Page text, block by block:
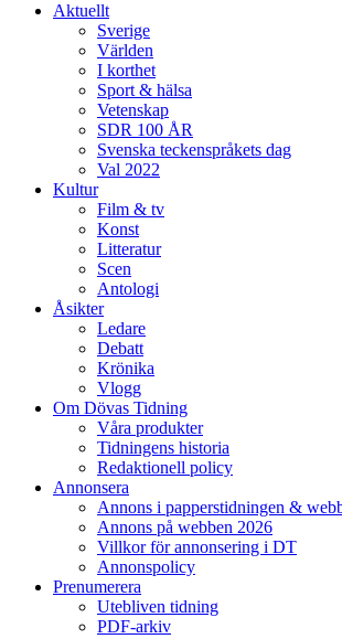
Aktuellt
Sverige
Världen
I korthet
Sport & hälsa
Vetenskap
SDR 100 ÅR
Svenska teckenspråkets dag
Val 2022
Kultur
Film & tv
Konst
Litteratur
Scen
Antologi
Åsikter
Ledare
Debatt
Krönika
Vlogg
Om Dövas Tidning
Våra produkter
Tidningens historia
Redaktionell policy
Annonsera
Annons i papperstidningen &
Annons på webben 2026
Villkor för annonsering i DT
Annonspolicy
Prenumerera
Utebliven tidning
PDF-arkiv